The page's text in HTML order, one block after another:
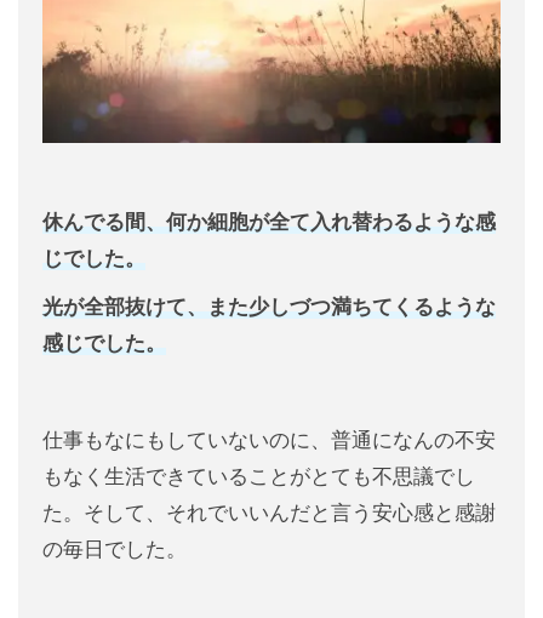
休んでる間、何か細胞が全て入れ替わるような感
じでした。
光が全部抜けて、また少しづつ満ちてくるような
感じでした。
仕事もなにもしていないのに、普通になんの不安
もなく生活できていることがとても不思議でし
た。そして、それでいいんだと言う安心感と感謝
の毎日でした。